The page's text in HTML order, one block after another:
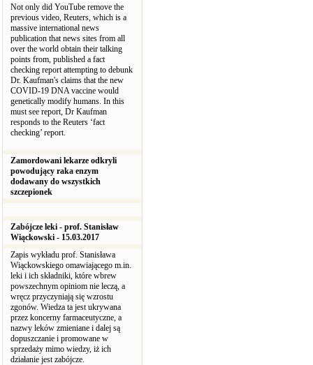
Not only did YouTube remove the
previous video, Reuters, which is a
massive international news
publication that news sites from all
over the world obtain their talking
points from, published a fact
checking report attempting to debunk
Dr. Kaufman's claims that the new
COVID-19 DNA vaccine would
genetically modify humans. In this
must see report, Dr Kaufman
responds to the Reuters ‘fact
checking’ report.
Zamordowani lekarze odkryli
powodujący raka enzym
dodawany do wszystkich
szczepionek
Zabójcze leki - prof. Stanisław
Wiąckowski - 15.03.2017
Zapis wykładu prof. Stanisława
Wiąckowskiego omawiającego m.in.
leki i ich składniki, które wbrew
powszechnym opiniom nie leczą, a
wręcz przyczyniają się wzrostu
zgonów. Wiedza ta jest ukrywana
przez koncerny farmaceutyczne, a
nazwy leków zmieniane i dalej są
dopuszczanie i promowane w
sprzedaży mimo wiedzy, iż ich
działanie jest zabójcze.